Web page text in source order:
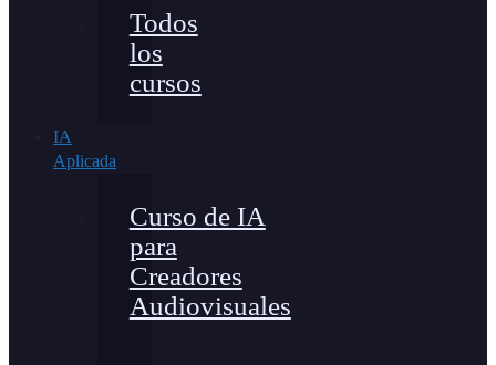
Todos
los
cursos
IA
Aplicada
Curso de IA
para
Creadores
Audiovisuales